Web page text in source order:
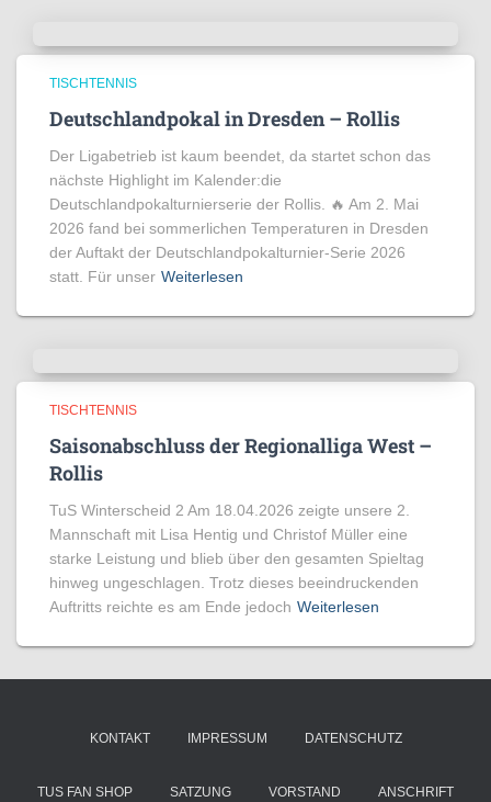
TISCHTENNIS
Deutschlandpokal in Dresden – Rollis
Der Ligabetrieb ist kaum beendet, da startet schon das
nächste Highlight im Kalender:die
Deutschlandpokalturnierserie der Rollis. 🔥 Am 2. Mai
2026 fand bei sommerlichen Temperaturen in Dresden
der Auftakt der Deutschlandpokalturnier-Serie 2026
statt. Für unser Weiterlesen
TISCHTENNIS
Saisonabschluss der Regionalliga West –
Rollis
TuS Winterscheid 2 Am 18.04.2026 zeigte unsere 2.
Mannschaft mit Lisa Hentig und Christof Müller eine
starke Leistung und blieb über den gesamten Spieltag
hinweg ungeschlagen. Trotz dieses beeindruckenden
Auftritts reichte es am Ende jedoch Weiterlesen
KONTAKT IMPRESSUM DATENSCHUTZ
TUS FAN SHOP SATZUNG VORSTAND ANSCHRIFT